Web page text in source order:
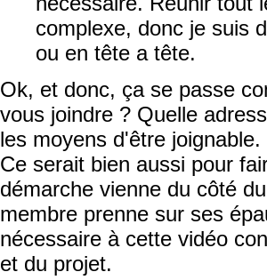
complexe, donc je suis
ou en tête a tête.
Ok, et donc, ça se passe
vous joindre ? Quelle
les moyens d'être joignable.
Ce serait bien aussi pour
démarche vienne du côté
membre prenne sur ses
nécessaire à cette vidéo
et du projet.